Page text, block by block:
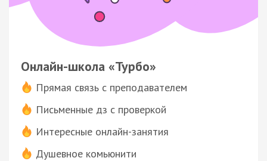
Онлайн-школа «Турбо»
Прямая связь с преподавателем
Письменные дз с проверкой
Интересные онлайн-занятия
Душевное комьюнити